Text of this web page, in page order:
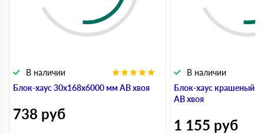
Блок-хаус 30x168x6000 мм АВ хвоя
В наличии
738 руб
Блок-хаус крашеный
АВ хвоя
В наличии
1 155 руб